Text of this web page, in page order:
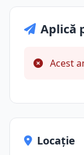
Aplică
Acest
Locație